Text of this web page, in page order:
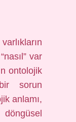
var
ontolojik
sorun
anlamı,